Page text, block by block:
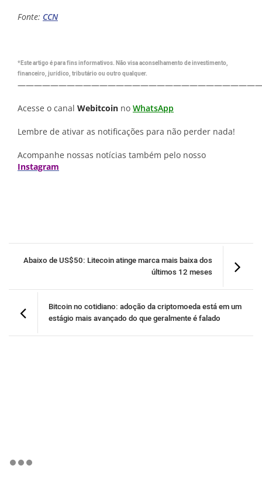
Fonte: CCN
*Este artigo é para fins informativos. Não visa aconselhamento de investimento,
financeiro, jurídico, tributário ou outro qualquer.
Acesse o canal Webitcoin no WhatsApp
Lembre de ativar as notificações para não perder nada!
Acompanhe nossas notícias também pelo nosso
Instagram
Abaixo de US$50: Litecoin atinge marca mais baixa dos
últimos 12 meses
Bitcoin no cotidiano: adoção da criptomoeda está em um
estágio mais avançado do que geralmente é falado